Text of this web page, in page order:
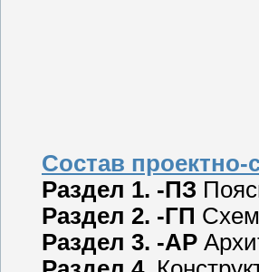
Состав
Раздел 1. -ПЗ
Раздел 2. -ГП
Раздел 3. -АР